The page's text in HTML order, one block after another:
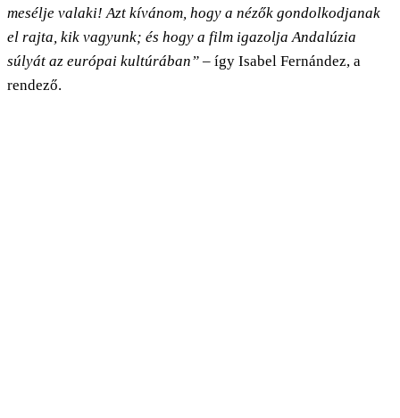
mesélje valaki! Azt kívánom, hogy a nézők gondolkodjanak
el rajta, kik vagyunk; és hogy a film igazolja Andalúzia
súlyát az európai kultúrában” – így Isabel Fernández, a
rendező.